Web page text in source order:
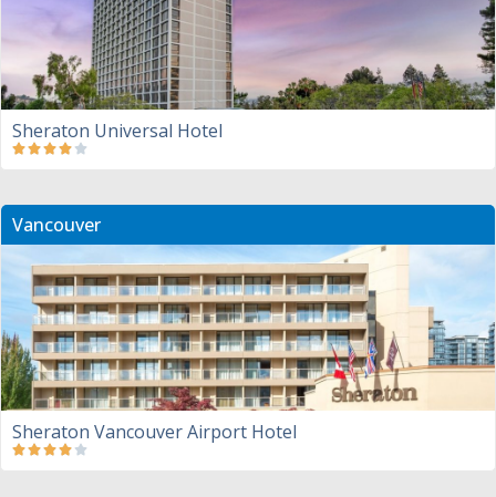
Sheraton Universal Hotel
Vancouver
Sheraton Vancouver Airport Hotel